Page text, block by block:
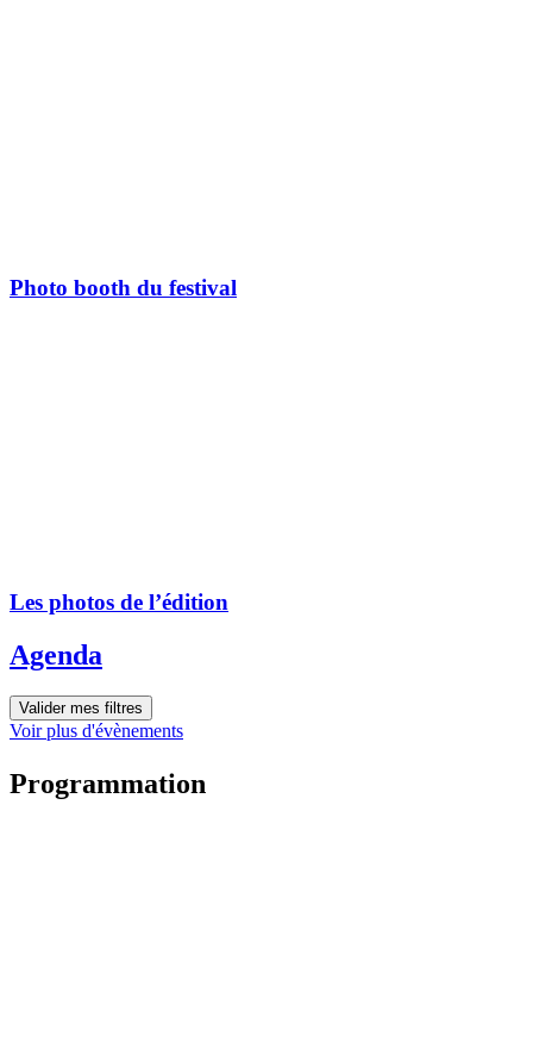
Photo booth du festival
Les photos de l’édition
Agenda
Valider mes filtres
Voir plus d'évènements
Programmation